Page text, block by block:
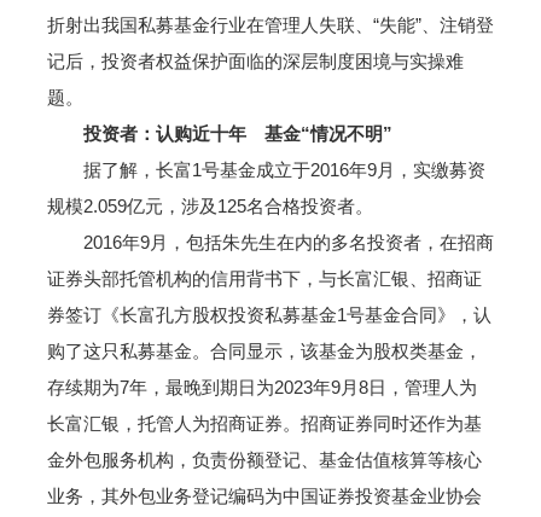
折射出我国私募基金行业在管理人失联、“失能”、注销登
记后，投资者权益保护面临的深层制度困境与实操难
题。
投资者：认购近十年 基金“情况不明”
据了解，长富1号基金成立于2016年9月，实缴募资
规模2.059亿元，涉及125名合格投资者。
2016年9月，包括朱先生在内的多名投资者，在招商
证券头部托管机构的信用背书下，与长富汇银、招商证
券签订《长富孔方股权投资私募基金1号基金合同》，认
购了这只私募基金。合同显示，该基金为股权类基金，
存续期为7年，最晚到期日为2023年9月8日，管理人为
长富汇银，托管人为招商证券。招商证券同时还作为基
金外包服务机构，负责份额登记、基金估值核算等核心
业务，其外包业务登记编码为中国证券投资基金业协会